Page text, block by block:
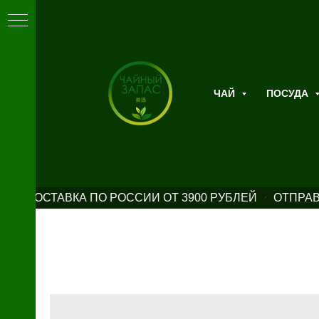
ЧАЙ ПОСУДА
ДОСТАВКА ПО РОССИИ ОТ 3900 РУБЛЕЙ